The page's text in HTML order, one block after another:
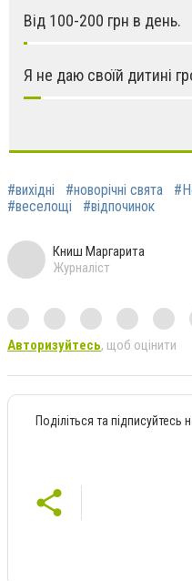
Від 100-200 грн в день.
Я не даю своїй дитині
#вихідні #новорічні свята
#веселощі
#відпочинок
Книш Маргарита
Журналіст
Авторизуйтесь, щоб оцінити
Поділіться та підписуйтесь